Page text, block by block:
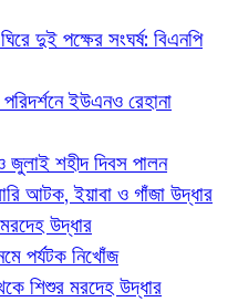
দুই পক্ষের সংঘর্ষ: বিএনপি
ইউএনও রেহানা
জুলাই শহীদ দিবস পালন
আটক, ইয়াবা ও গাঁজা উদ্ধার
উদ্ধার
পর্যটক নিখোঁজ
শিশুর মরদেহ উদ্ধার